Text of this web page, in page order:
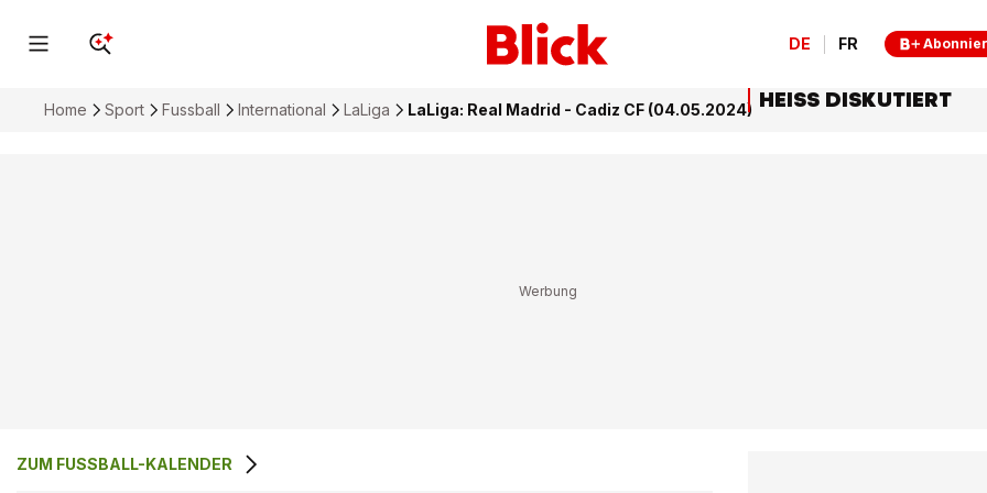
DE FR
Home Sport Fussball International LaLiga LaLiga: Real Madrid - Cadiz CF (04.05.2024)
ZUM FUSSBALL-KALENDER
HEISS DISKUTIERT